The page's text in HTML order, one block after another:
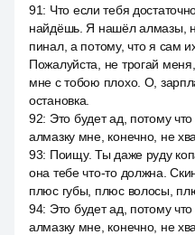
91: Что если тебя
найдёшь. Я нашёл алмазы,
пинал, а потому, что я сам
Пожалуйста, не трогай
мне с тобою плохо. О,
остановка.
92: Это будет ад, потому
алмазку мне, конечно, не
93: Поищу. Ты даже руду
она тебе что-то должна.
плюс губы, плюс волосы,
94: Это будет ад, потому
алмазку мне, конечно, не